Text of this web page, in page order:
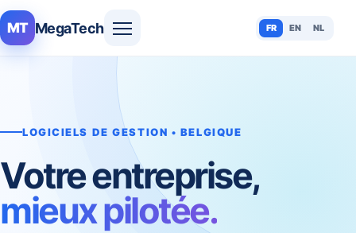
MT MegaTech FR EN NL
LOGICIELS DE GESTION • BELGIQUE
Votre entreprise,
mieux pilotée.